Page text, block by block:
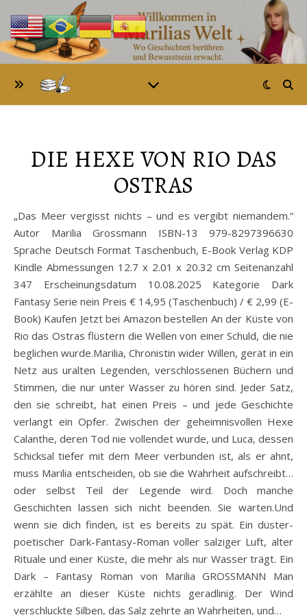
DIE HEXE VON RIO DAS
OSTRAS
„Das Meer vergisst nichts – und es vergibt niemandem.“
Autor Marilia Grossmann ISBN-13 979-8297396630
Sprache Deutsch Format Taschenbuch, E-Book Verlag KDP
Kindle Abmessungen 12.7 x 2.01 x 20.32 cm Seitenanzahl
347 Erscheinungsdatum 10.08.2025 Kategorie Dark
Fantasy Serie nein Preis € 14,95 (Taschenbuch) / € 2,99 (E-
Book) Kaufen Jetzt bei Amazon bestellen An der Küste von
Rio das Ostras flüstern die Wellen von einer Schuld, die nie
beglichen wurde.Marilia, Chronistin wider Willen, gerät in ein
Netz aus uralten Legenden, verschlossenen Büchern und
Stimmen, die nur unter Wasser zu hören sind. Jeder Satz,
den sie schreibt, hat einen Preis – und jede Geschichte
verlangt ein Opfer. Zwischen der geheimnisvollen Hexe
Calanthe, deren Tod nie vollendet wurde, und Luca, dessen
Schicksal tiefer mit dem Meer verbunden ist, als er ahnt,
muss Marilia entscheiden, ob sie die Wahrheit aufschreibt…
oder selbst Teil der Legende wird. Doch manche
Geschichten lassen sich nicht beenden. Sie warten.Und
wenn sie dich finden, ist es bereits zu spät. Ein düster-
poetischer Dark-Fantasy-Roman voller salziger Luft, alter
Rituale und einer Küste, die mehr als nur Wasser trägt. Ein
Dark – Fantasy Roman von Marilia GROSSMANN Man
erzählte an dieser Küste nichts geradlinig. Der Wind
verschluckte Silben, das Salz zehrte an Wahrheiten, und…